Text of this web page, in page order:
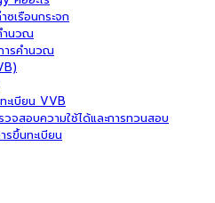
ซเรือนกระจก
ำนวณ
ารคำนวณ
ะเบียน VVB
จสอบความใช้ได้และการทวนสอบ
ขึ้นทะเบียน